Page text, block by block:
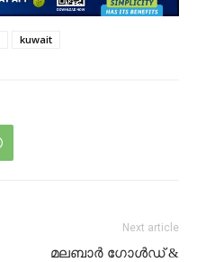
kuwait
Next article
മലബാർ ഗോൾഡ് &